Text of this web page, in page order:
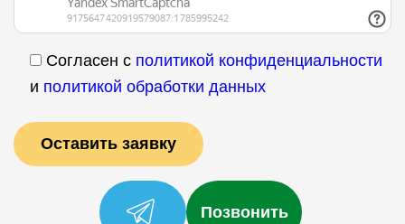
Согласен с политикой конфиденциальности
и политикой обработки данных
Позвонить